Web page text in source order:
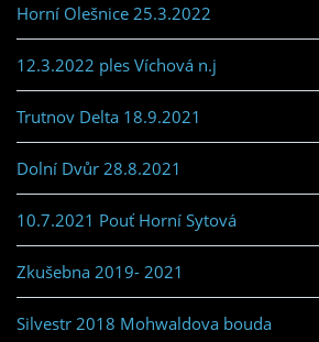
Horní Olešnice 25.3.2022
12.3.2022 ples Víchová n.j
Trutnov Delta 18.9.2021
Dolní Dvůr 28.8.2021
10.7.2021 Pouť Horní Sytová
Zkušebna 2019- 2021
Silvestr 2018 Mohwaldova bouda